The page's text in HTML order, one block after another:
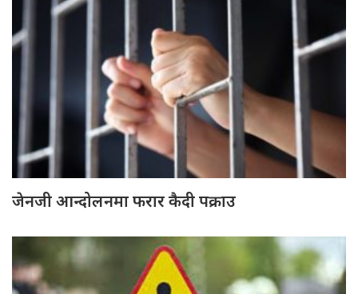
जेनजी आन्दोलनमा फरार कैदी पक्राउ